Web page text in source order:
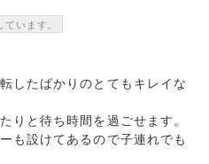
います。
したばかりのとてもキレイな
りと待ち時間を過ごせます。
も設けてあるので子連れでも